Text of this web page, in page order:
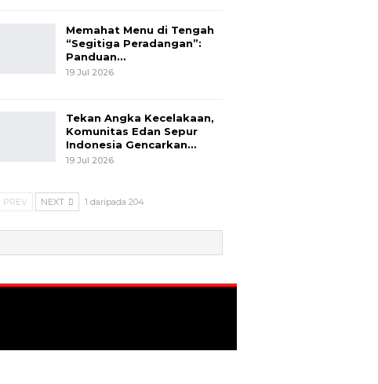
Memahat Menu di Tengah
“Segitiga Peradangan”:
Panduan…
19 Jul 2026
Tekan Angka Kecelakaan,
Komunitas Edan Sepur
Indonesia Gencarkan…
19 Jul 2026
PREV NEXT 1 daripada 204